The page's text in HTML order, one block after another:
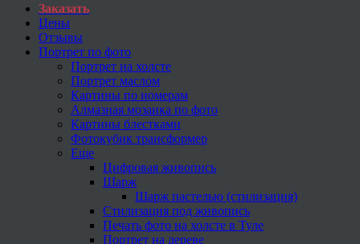
Заказать
Цены
Отзывы
Портрет по фото
Портрет на холсте
Портрет маслом
Картины по номерам
Алмазная мозаика по фото
Картины блестками
Фотокубик трансформер
Еще
Цифровая живопись
Шарж
Шарж пастелью (стилизация)
Стилизация под живопись
Печать фото на холсте в Туле
Портрет на дереве